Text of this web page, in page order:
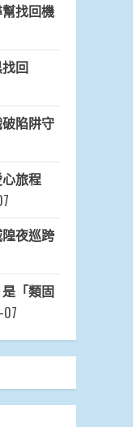
找回機
回
陷阱守
心旅程
夜巡跨
「類固